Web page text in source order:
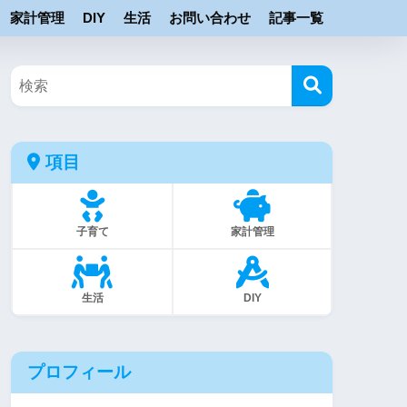
家計管理 DIY 生活 お問い合わせ 記事一覧
項目
子育て 家計管理
生活 DIY
プロフィール